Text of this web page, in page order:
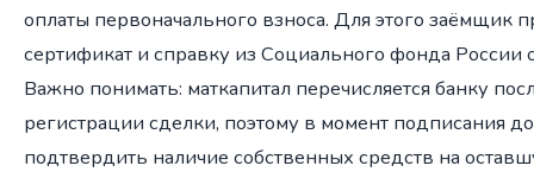
оплаты первоначального взноса. Для этого заёмщик
сертификат и справку из Социального фонда России
Важно понимать: маткапитал перечисляется банку
регистрации сделки, поэтому в момент подписания
подтвердить наличие собственных средств на